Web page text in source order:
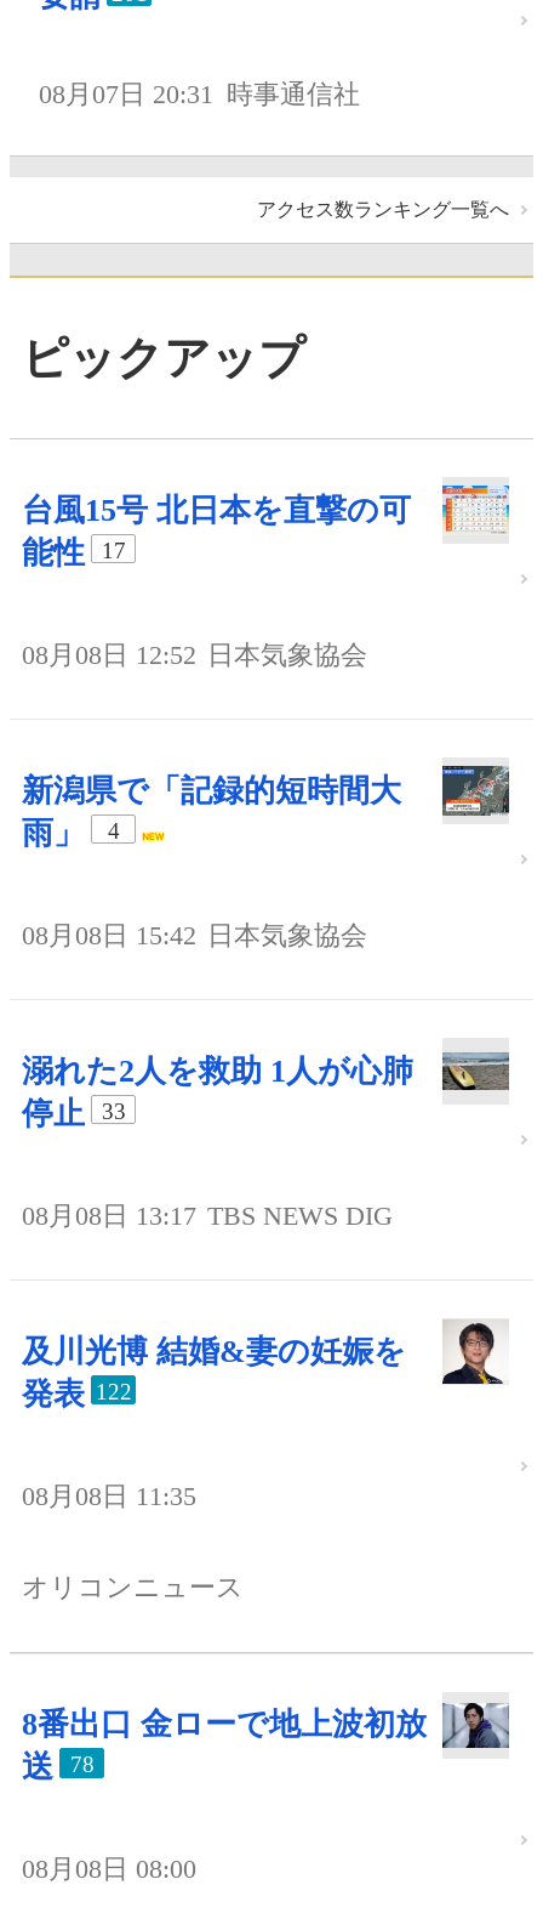
08月07日 20:31 時事通信社
アクセス数ランキング一覧へ
ピックアップ
台風15号 北日本を直撃の可
能性
17
08月08日 12:52 日本気象協会
新潟県で「記録的短時間大
雨」
4
08月08日 15:42 日本気象協会
溺れた2人を救助 1人が心肺
停止
33
08月08日 13:17 TBS NEWS DIG
及川光博 結婚&妻の妊娠を
発表 122
08月08日 11:35
オリコンニュース
8番出口 金ローで地上波初放
送
78
08月08日 08:00